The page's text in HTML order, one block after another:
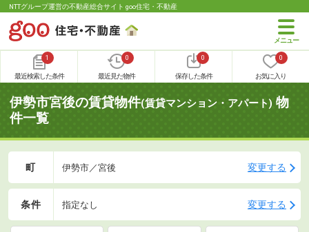
NTTグループ運営の不動産総合サイト goo住宅・不動産
1
最近検索した条件
0
最近見た物件
0
保存した条件
0
お気に入り
伊勢市宮後の賃貸物件(賃貸マンション・アパート) 物
件一覧
町 伊勢市／宮後 変更する
条件 指定なし 変更する